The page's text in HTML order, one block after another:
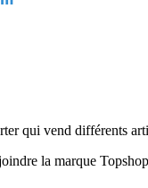
qui vend différents
la marque